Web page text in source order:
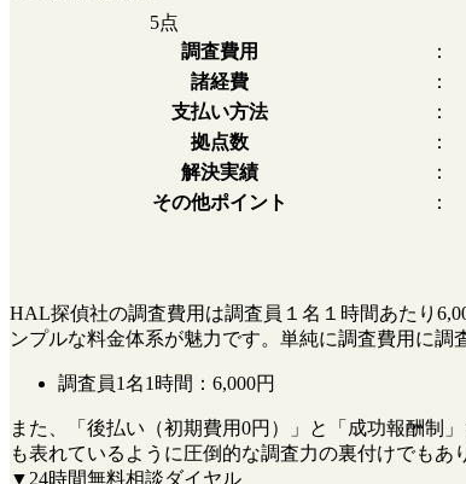
5点
調査費用
：
諸経費
：
支払い方法
：
拠点数
：
解決実績
：
その他ポイント
：
HAL探偵社の調査費用は調査員１名１時間あたり
ンプルな料金体系が魅力です。単純に調査費用に調
調査員1名1時間： 6,000円
また、 「後払い（初期費用0円）」 と 「成功報酬制」
も表れているように圧倒的な調査力の裏付けでもあ
▼24時間無料相談ダイヤル